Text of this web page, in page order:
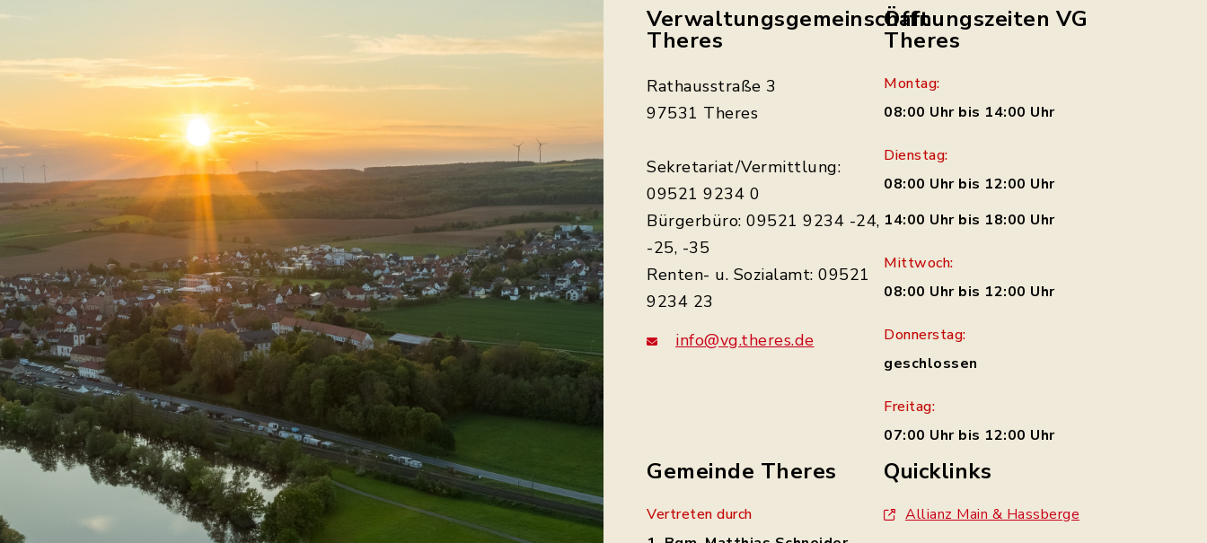
Verwaltungsgemeinschaft
Theres
Rathausstraße 3
97531 Theres
Sekretariat/Vermittlung:
09521 9234 0
Bürgerbüro: 09521 9234 -24,
-25, -35
Renten- u. Sozialamt: 09521
9234 23
info@vg.theres.de
Öffnungszeiten VG
Theres
Montag:
08:00 Uhr bis 14:00 Uhr
Dienstag:
08:00 Uhr bis 12:00 Uhr
14:00 Uhr bis 18:00 Uhr
Mittwoch:
08:00 Uhr bis 12:00 Uhr
Donnerstag:
geschlossen
Freitag:
07:00 Uhr bis 12:00 Uhr
Gemeinde Theres
Vertreten durch
Quicklinks
Allianz Main & Hassberge